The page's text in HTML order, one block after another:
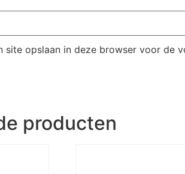
site opslaan in deze browser voor de
producten